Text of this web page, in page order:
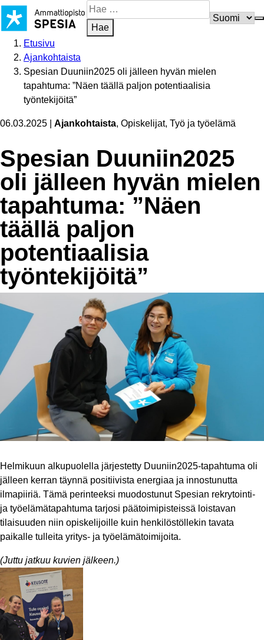
Siirry
sisältöön
Hae
sivustosta
Hae
Etusivu
Ajankohtaista
Spesian Duuniin2025 oli jälleen hyvän mielen
tapahtuma: ”Näen täällä paljon potentiaalisia
työntekijöitä”
06.03.2025 Ajankohtaista, Opiskelijat, Työ ja työelämä
Spesian Duuniin2025
oli jälleen hyvän mielen
tapahtuma: ”Näen
täällä paljon
potentiaalisia
työntekijöitä”
Helmikuun alkupuolella järjestetty Duuniin2025-tapahtuma oli
jälleen kerran täynnä positiivista energiaa ja innostunutta
ilmapiiriä. Tämä perinteeksi muodostunut Spesian rekrytointi-
ja työelämätapahtuma tarjosi päätoimipisteissä loistavan
tilaisuuden niin opiskelijoille kuin henkilöstöllekin tavata
paikalle tulleita yritys- ja työelämätoimijoita.
(Juttu jatkuu kuvien jälkeen.)